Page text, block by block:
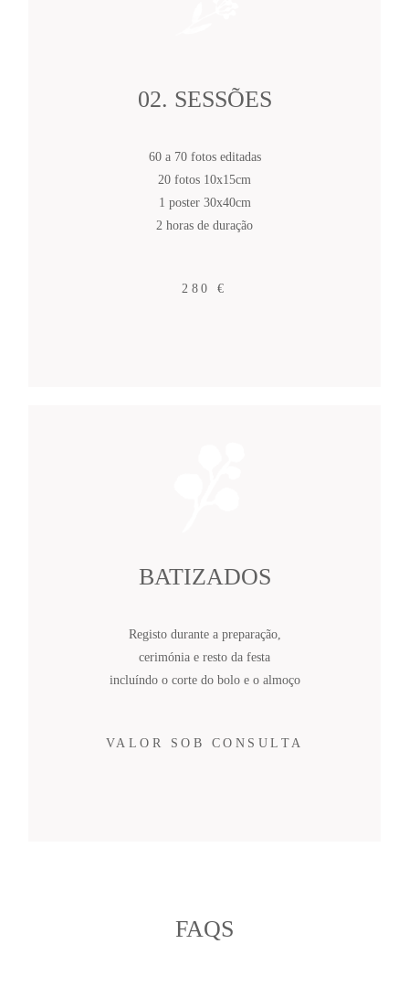
02. SESSÕES
60 a 70 fotos editadas
20 fotos 10x15cm
1 poster 30x40cm
2 horas de duração
280 €
BATIZADOS
Registo durante a preparação,
cerimónia e resto da festa
incluíndo o corte do bolo e o almoço
VALOR SOB CONSULTA
FAQS